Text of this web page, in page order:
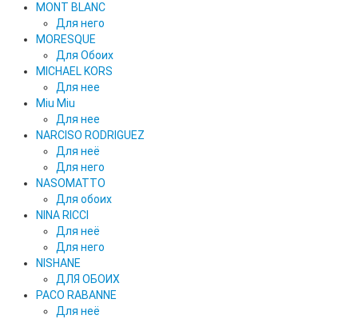
MONT BLANC
Для него
MORESQUE
Для Обоих
MICHAEL KORS
Для нее
Miu Miu
Для нее
NARCISO RODRIGUEZ
Для неё
Для него
NASOMATTO
Для обоих
NINA RICCI
Для неё
Для него
NISHANE
ДЛЯ ОБОИХ
PACO RABANNE
Для неё